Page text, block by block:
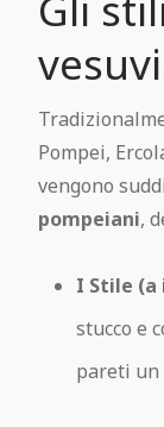
Pompei,
vengono
pompeiani,
I Stile (a
stucco e
pareti un